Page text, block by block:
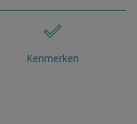
Kenmerken